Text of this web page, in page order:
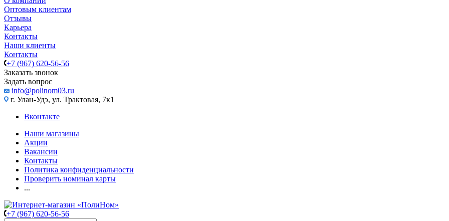
Оптовым клиентам
Отзывы
Карьера
Контакты
Наши клиенты
Контакты
+7 (967) 620-56-56
Заказать звонок
Задать вопрос
info@polinom03.ru
г. Улан-Удэ, ул. Трактовая, 7к1
Вконтакте
Наши магазины
Акции
Вакансии
Контакты
Политика конфиденциальности
Проверить номинал карты
...
+7 (967) 620-56-56